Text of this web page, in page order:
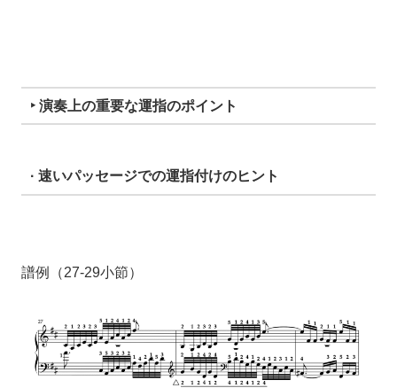
‣ 演奏上の重要な運指のポイント
· 速いパッセージでの運指付けのヒント
譜例（27-29小節）